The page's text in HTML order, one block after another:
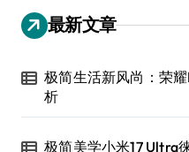
最新文章
极简生活新风尚：荣
析
极简美学小米17 Ultra